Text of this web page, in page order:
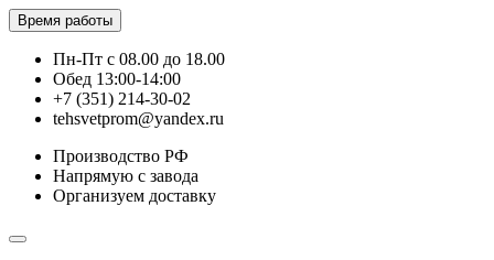
Время работы
Пн-Пт с 08.00 до 18.00
Обед 13:00-14:00
+7 (351) 214-30-02
tehsvetprom@yandex.ru
Производство РФ
Напрямую с завода
Организуем доставку